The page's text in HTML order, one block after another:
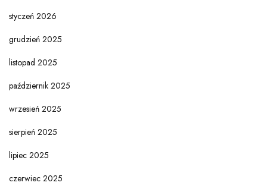
styczeń 2026
grudzień 2025
listopad 2025
październik 2025
wrzesień 2025
sierpień 2025
lipiec 2025
czerwiec 2025